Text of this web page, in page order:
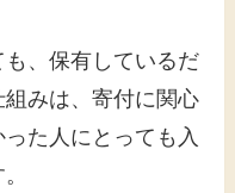
、保有しているだ
みは、寄付に関心
た人にとっても入